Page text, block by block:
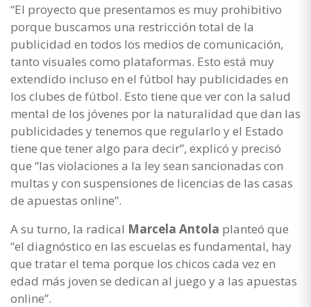
“El proyecto que presentamos es muy prohibitivo
porque buscamos una restricción total de la
publicidad en todos los medios de comunicación,
tanto visuales como plataformas. Esto está muy
extendido incluso en el fútbol hay publicidades en
los clubes de fútbol. Esto tiene que ver con la salud
mental de los jóvenes por la naturalidad que dan las
publicidades y tenemos que regularlo y el Estado
tiene que tener algo para decir”, explicó y precisó
que “las violaciones a la ley sean sancionadas con
multas y con suspensiones de licencias de las casas
de apuestas online”.
A su turno, la radical Marcela Antola planteó que
“el diagnóstico en las escuelas es fundamental, hay
que tratar el tema porque los chicos cada vez en
edad más joven se dedican al juego y a las apuestas
online”.